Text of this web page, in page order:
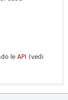
le API (vedi